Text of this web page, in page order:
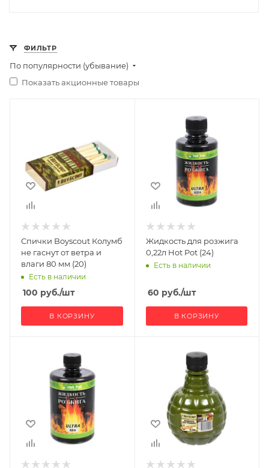
ФИЛЬТР
По популярности (убывание)
Показать акционные товары
Спички Boyscout Колумб
не гаснут от ветра и
влаги 80 мм (20)
Есть в наличии
100 руб./шт
В КОРЗИНУ
Жидкость для розжига
0,22л Hot Pot (24)
Есть в наличии
60 руб./шт
В КОРЗИНУ